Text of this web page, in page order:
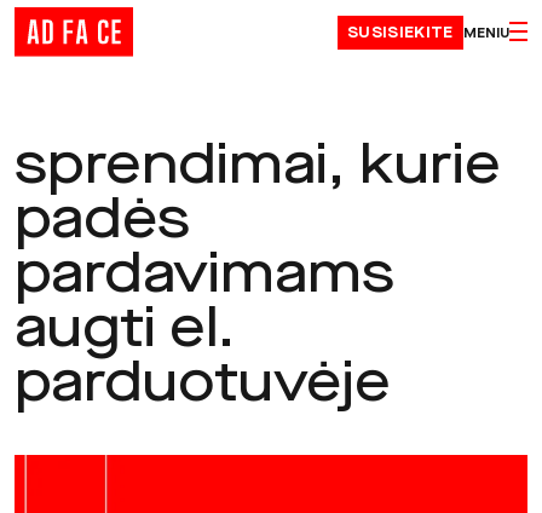
Skip to content
SUSISIEKITE MENIU
sprendimai, kurie
padės
pardavimams
augti el.
parduotuvėje